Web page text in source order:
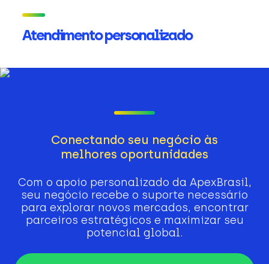
Atendimento personalizado
Conectando seu negócio às
melhores oportunidades
Com o apoio personalizado da ApexBrasil,
seu negócio recebe o suporte necessário
para explorar novos mercados, encontrar
parceiros estratégicos e maximizar seu
potencial global.